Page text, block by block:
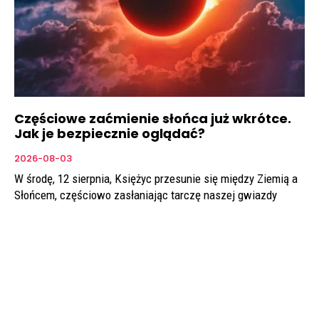
Częściowe zaćmienie słońca już wkrótce.
Jak je bezpiecznie oglądać?
2026-08-03
W środę, 12 sierpnia, Księżyc przesunie się między Ziemią a
Słońcem, częściowo zasłaniając tarczę naszej gwiazdy